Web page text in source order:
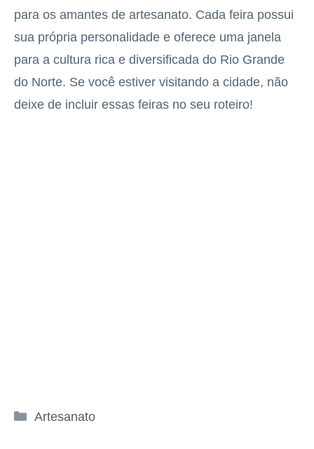
para os amantes de artesanato. Cada feira possui
sua própria personalidade e oferece uma janela
para a cultura rica e diversificada do Rio Grande
do Norte. Se você estiver visitando a cidade, não
deixe de incluir essas feiras no seu roteiro!
Categorias
Artesanato